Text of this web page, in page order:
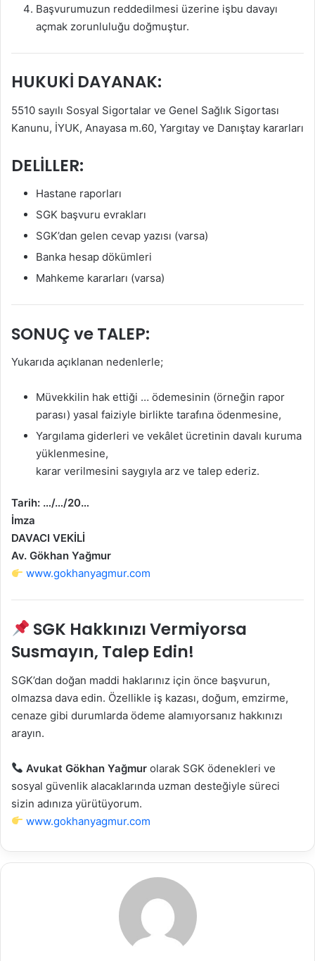
Başvurumuzun reddedilmesi üzerine işbu davayı
açmak zorunluluğu doğmuştur.
HUKUKİ DAYANAK:
5510 sayılı Sosyal Sigortalar ve Genel Sağlık Sigortası
Kanunu, İYUK, Anayasa m.60, Yargıtay ve Danıştay kararları
DELİLLER:
Hastane raporları
SGK başvuru evrakları
SGK’dan gelen cevap yazısı (varsa)
Banka hesap dökümleri
Mahkeme kararları (varsa)
SONUÇ ve TALEP:
Yukarıda açıklanan nedenlerle;
Müvekkilin hak ettiği … ödemesinin (örneğin rapor
parası) yasal faiziyle birlikte tarafına ödenmesine,
Yargılama giderleri ve vekâlet ücretinin davalı kuruma
yüklenmesine,
karar verilmesini saygıyla arz ve talep ederiz.
Tarih: …/…/20…
İmza
DAVACI VEKİLİ
Av. Gökhan Yağmur
www.gokhanyagmur.com
SGK Hakkınızı Vermiyorsa
Susmayın, Talep Edin!
SGK’dan doğan maddi haklarınız için önce başvurun,
olmazsa dava edin. Özellikle iş kazası, doğum, emzirme,
cenaze gibi durumlarda ödeme alamıyorsanız hakkınızı
arayın.
Avukat Gökhan Yağmur olarak SGK ödenekleri ve
sosyal güvenlik alacaklarında uzman desteğiyle süreci
sizin adınıza yürütüyorum.
www.gokhanyagmur.com